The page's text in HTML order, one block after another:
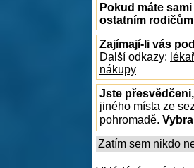
Pokud máte
ostatním
Zajímají-li vás
Další odkazy: lékař
nákupy
Jste
jiného místa ze
pohromadě.
Zatím sem nikdo